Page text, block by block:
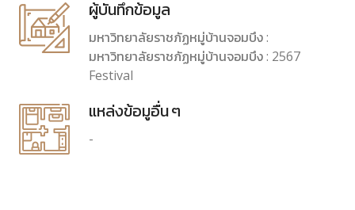
ผู้บันทึกข้อมูล
มหาวิทยาลัยราชภัฏหมู่บ้านจอมบึง :
มหาวิทยาลัยราชภัฏหมู่บ้านจอมบึง : 2567
Festival
แหล่งข้อมูอื่น ๆ
-